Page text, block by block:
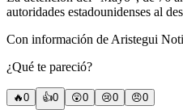
autoridades estadounidenses al
Con información de Aristegui
¿Qué te pareció?
🔥0 👍0 😲0 😢0 😠0